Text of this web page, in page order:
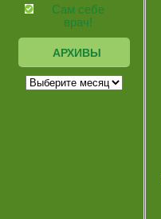
Сам себе
врач!
АРХИВЫ